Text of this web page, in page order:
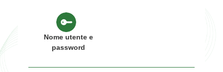
Nome utente e
password